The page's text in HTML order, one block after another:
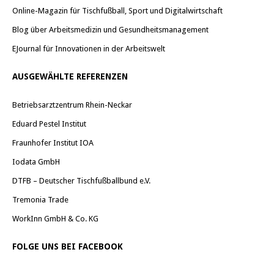
Online-Magazin für Tischfußball, Sport und Digitalwirtschaft
Blog über Arbeitsmedizin und Gesundheitsmanagement
EJournal für Innovationen in der Arbeitswelt
AUSGEWÄHLTE REFERENZEN
Betriebsarztzentrum Rhein-Neckar
Eduard Pestel Institut
Fraunhofer Institut IOA
Iodata GmbH
DTFB – Deutscher Tischfußballbund e.V.
Tremonia Trade
WorkInn GmbH & Co. KG
FOLGE UNS BEI FACEBOOK